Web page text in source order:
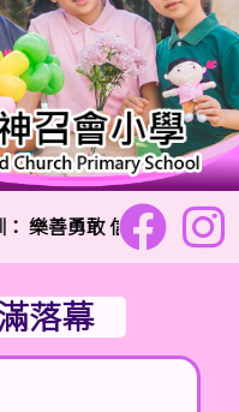
樂善勇敢 信愛勤誠
落幕